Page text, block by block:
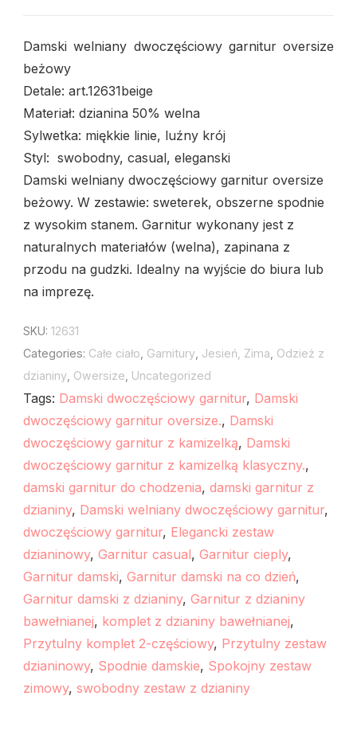
Damski welniany dwoczęściowy garnitur oversize
beżowy
Detale: art.12631beige
Materiał: dzianina 50% welna
Sylwetka: miękkie linie, luźny krój
Styl: swobodny, casual, eleganski
Damski welniany dwoczęściowy garnitur oversize
beżowy. W zestawie: sweterek, obszerne spodnie
z wysokim stanem. Garnitur wykonany jest z
naturalnych materiałów (welna), zapinana z
przodu na gudzki. Idealny na wyjście do biura lub
na imprezę.
SKU: 12631
Categories: Całe ciało Garnitury Jesień, Zima Odzież z
dzianiny Owersize Uncategorized
Tags: Damski dwoczęściowy garnitur, Damski
dwoczęściowy garnitur oversize., Damski
dwoczęściowy garnitur z kamizelką, Damski
dwoczęściowy garnitur z kamizelką klasyczny.,
damski garnitur do chodzenia, damski garnitur z
dzianiny, Damski welniany dwoczęściowy garnitur,
dwoczęściowy garnitur, Elegancki zestaw
dzianinowy, Garnitur casual, Garnitur cieply,
Garnitur damski, Garnitur damski na co dzień,
Garnitur damski z dzianiny, Garnitur z dzianiny
bawełnianej, komplet z dzianiny bawełnianej,
Przytulny komplet 2-częściowy, Przytulny zestaw
dzianinowy, Spodnie damskie, Spokojny zestaw
zimowy, swobodny zestaw z dzianiny